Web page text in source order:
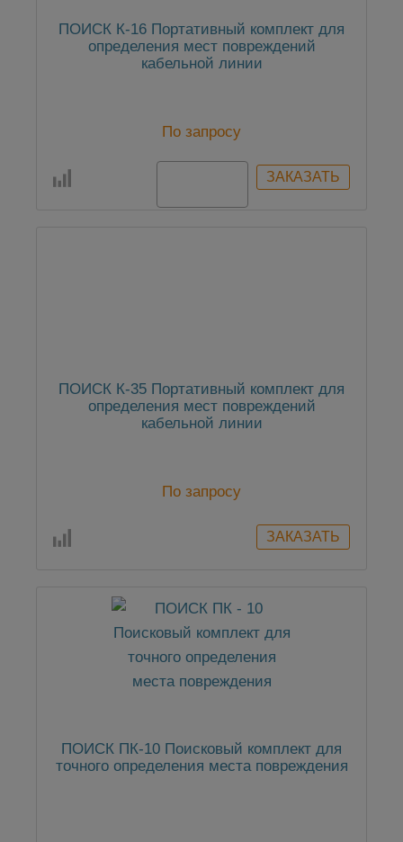
ПОИСК К-16 Портативный комплект для
определения мест повреждений
кабельной линии
По запросу
ПОИСК К-35 Портативный комплект для
определения мест повреждений
кабельной линии
По запросу
ПОИСК ПК-10 Поисковый комплект для
точного определения места повреждения